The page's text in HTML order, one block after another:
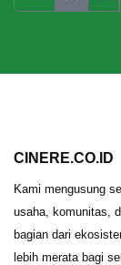
CINERE.CO.ID
Kami mengusung
usaha, komunitas,
bagian dari
lebih merata bagi